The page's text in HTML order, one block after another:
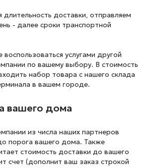
длительность доставки, отправляем
- далее сроки транспортной
услугами другой
по вашему выбору. В стоимость
набор товара с нашего склада
в вашем городе.
вашего дома
из числа наших партнеров
порога вашего дома. Также
стоимость доставки до вашего
счет (дополнит ваш заказ строкой